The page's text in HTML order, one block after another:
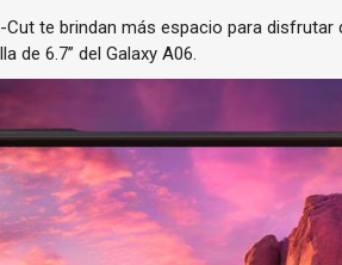
te brindan más espacio para disfrutar
de 6.7” del Galaxy A06.